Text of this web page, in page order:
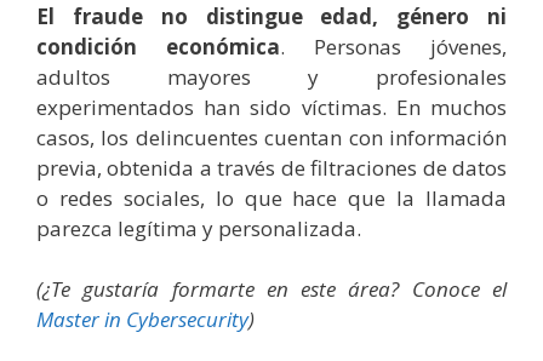
El fraude no distingue edad, género ni
condición económica. Personas jóvenes,
adultos mayores y profesionales
experimentados han sido víctimas. En muchos
casos, los delincuentes cuentan con información
previa, obtenida a través de filtraciones de datos
o redes sociales, lo que hace que la llamada
parezca legítima y personalizada.
(¿Te gustaría formarte en este área? Conoce el
Master in Cybersecurity)